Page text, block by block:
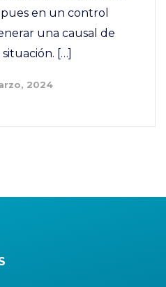
en un control
una causal de
[…]
2024